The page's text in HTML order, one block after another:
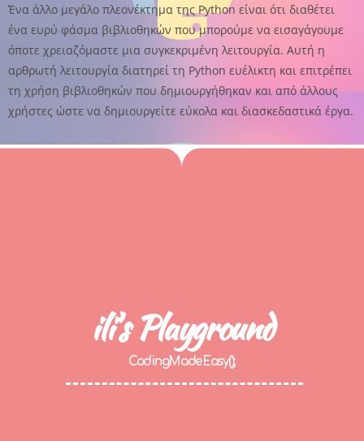
Ένα άλλο μεγάλο πλεονέκτημα της Python είναι ότι διαθέτει
ένα ευρύ φάσμα βιβλιοθηκών που μπορούμε να εισαγάγουμε
όποτε χρειαζόμαστε μια συγκεκριμένη λειτουργία. Αυτή η
αρθρωτή λειτουργία διατηρεί τη Python ευέλικτη και επιτρέπει
τη χρήση βιβλιοθηκών που δημιουργήθηκαν και από άλλους
χρήστες ώστε να δημιουργείτε εύκολα και διασκεδαστικά έργα.
ili's Playground
CodingMadeEasy();